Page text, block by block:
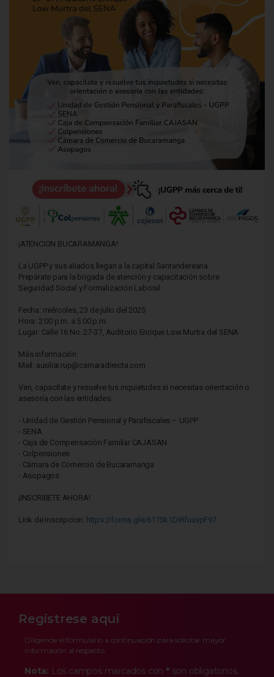
¡ATENCION BUCARAMANGA!
La UGPP y sus aliados llegan a la capital Santandereana.
Prepárate para la brigada de atención y capacitación sobre
Seguridad Social y Formalización Laboral.
Fecha: miércoles, 23 de julio del 2025
Hora: 2:00 p.m. a 5:00 p.m.
Lugar: Calle 16 No. 27-37, Auditorio Enrique Low Murtra del SENA
Más información:
Mail: auxiliar.rup@camaradirecta.com
Ven, capacítate y resuelve tus inquietudes si necesitas orientación o
asesoría con las entidades:
- Unidad de Gestión Pensional y Parafiscales – UGPP
- SENA
- Caja de Compensación Familiar CAJASAN
- Colpensiones
- Cámara de Comercio de Bucaramanga
- Asopagos
¡INSCRIBETE AHORA!
Link de Inscripcion: https://forms.gle/617Sk1DiRfuuvpF97
Regístrese aquí
Diligencie el formulario a continuación para solicitar mayor
información al respecto
Nota: Los campos marcados con *son obligatorios.